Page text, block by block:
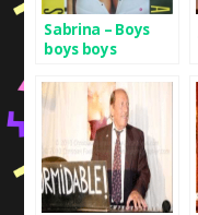
Sabrina – Boys
boys boys